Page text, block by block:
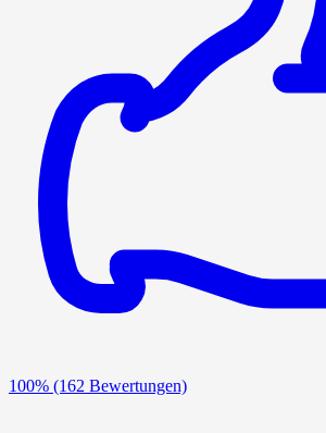
100% (162 Bewertungen)